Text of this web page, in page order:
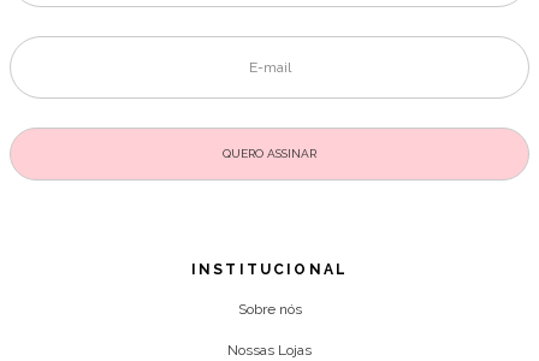
INSTITUCIONAL
Sobre nós
Nossas Lojas